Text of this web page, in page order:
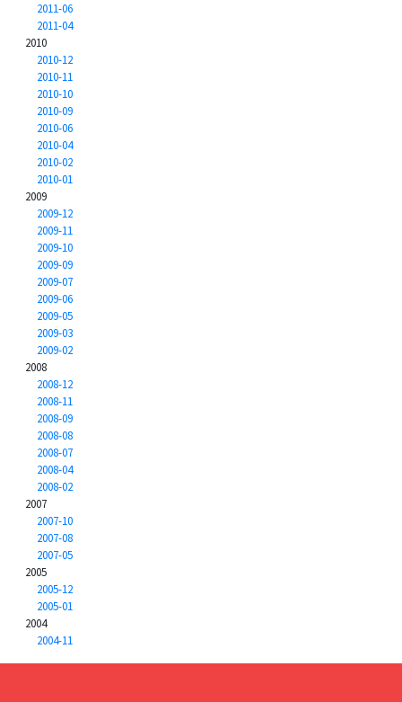
2011-06
2011-04
2010
2010-12
2010-11
2010-10
2010-09
2010-06
2010-04
2010-02
2010-01
2009
2009-12
2009-11
2009-10
2009-09
2009-07
2009-06
2009-05
2009-03
2009-02
2008
2008-12
2008-11
2008-09
2008-08
2008-07
2008-04
2008-02
2007
2007-10
2007-08
2007-05
2005
2005-12
2005-01
2004
2004-11